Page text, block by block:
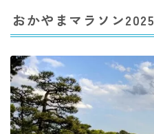
おかやまマラソン2025